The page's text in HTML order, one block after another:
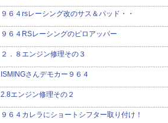
９６４rsレーシング改のサス＆パッド・・
９６４RSレーシングのピロアッパー
２．８エンジン修理その３
ISMINGさんデモカー９６４
2.8エンジン修理その２
９６４カレラにショートシフター取り付け！